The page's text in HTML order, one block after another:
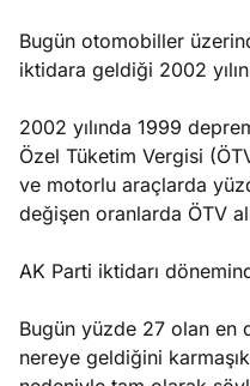
Bugün otomobiller
iktidara geldiği 2002
2002 yılında 1999
Özel Tüketim Vergisi
ve motorlu araçlarda
değişen oranlarda ÖTV
AK Parti iktidarı
Bugün yüzde 27 olan en
nereye geldiğini